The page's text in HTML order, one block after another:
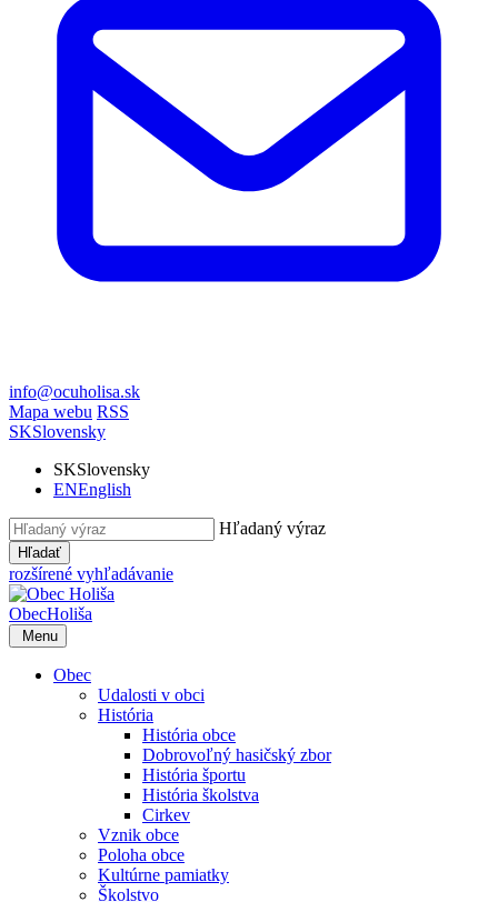
info@ocuholisa.sk
Mapa webu RSS
SKSlovensky
SKSlovensky
ENEnglish
Hľadaný výraz
Hľadať
rozšírené vyhľadávanie
ObecHoliša
Menu
Obec
Udalosti v obci
História
História obce
Dobrovoľný hasičský zbor
História športu
História školstva
Cirkev
Vznik obce
Poloha obce
Kultúrne pamiatky
Školstvo